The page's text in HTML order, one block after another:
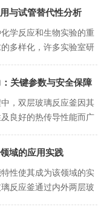
的高速旋转，溶液在瓶
加速溶剂的蒸发。蒸发
与试管替代性分析
学反应和生物实验的重
多样化，许多实验室研
文将探讨它是否可以作
一、基本概述玻璃消化
的实验室器具，通常由
关键参数与安全保障
，双层玻璃反应釜因其
良好的热传导性能而广
结果的准确性至关重
事项。1.夹套压力：安
域的应用实践
性使其成为该领域的实
反应釜通过内外两层玻